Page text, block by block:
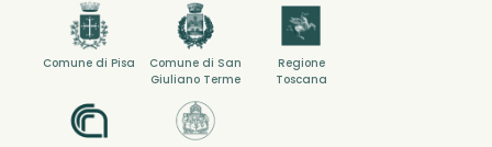
Comune di Pisa
Comune di San
Giuliano Terme
Regione
Toscana